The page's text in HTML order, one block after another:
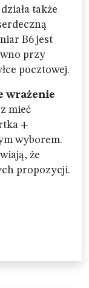
także
B6 jest
przy
pocztowej.
wrażenie
mieć
+
wyborem.
że
propozycji.